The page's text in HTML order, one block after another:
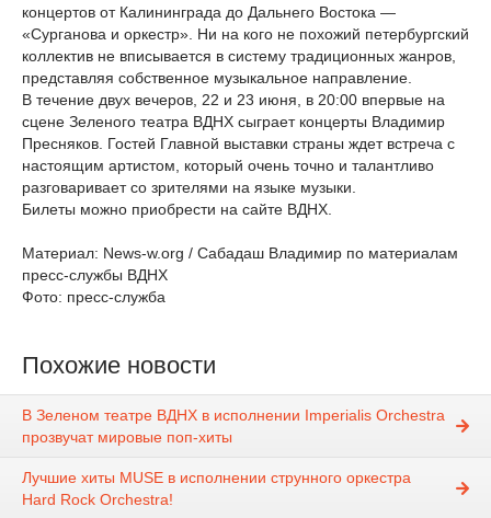
концертов от Калининграда до Дальнего Востока —
«Сурганова и оркестр». Ни на кого не похожий петербургский
коллектив не вписывается в систему традиционных жанров,
представляя собственное музыкальное направление.
В течение двух вечеров, 22 и 23 июня, в 20:00 впервые на
сцене Зеленого театра ВДНХ сыграет концерты Владимир
Пресняков. Гостей Главной выставки страны ждет встреча с
настоящим артистом, который очень точно и талантливо
разговаривает со зрителями на языке музыки.
Билеты можно приобрести на сайте ВДНХ.
Материал: News-w.org / Сабадаш Владимир по материалам
пресс-службы ВДНХ
Фото: пресс-служба
Похожие новости
В Зеленом театре ВДНХ в исполнении Imperialis Orchestra
прозвучат мировые поп-хиты
Лучшие хиты MUSE в исполнении струнного оркестра
Hard Rock Orchestra!